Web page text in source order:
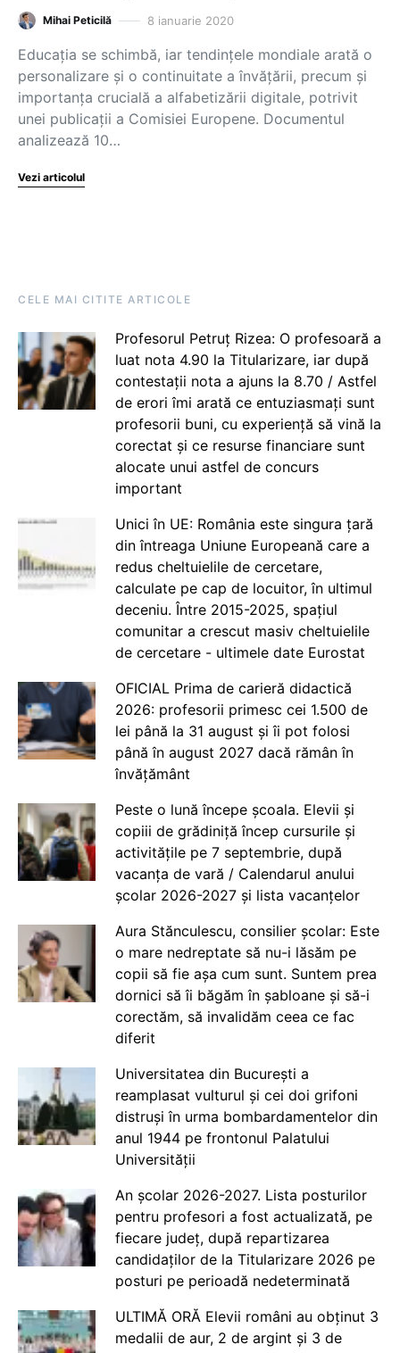
Mihai Peticilă 8 ianuarie 2020
Educația se schimbă, iar tendințele mondiale arată o
personalizare și o continuitate a învățării, precum și
importanța crucială a alfabetizării digitale, potrivit
unei publicații a Comisiei Europene. Documentul
analizează 10…
Vezi articolul
CELE MAI CITITE ARTICOLE
Profesorul Petruț Rizea: O profesoară a
luat nota 4.90 la Titularizare, iar după
contestații nota a ajuns la 8.70 / Astfel
de erori îmi arată ce entuziasmați sunt
profesorii buni, cu experiență să vină la
corectat și ce resurse financiare sunt
alocate unui astfel de concurs
important
Unici în UE: România este singura țară
din întreaga Uniune Europeană care a
redus cheltuielile de cercetare,
calculate pe cap de locuitor, în ultimul
deceniu. Între 2015-2025, spațiul
comunitar a crescut masiv cheltuielile
de cercetare - ultimele date Eurostat
OFICIAL Prima de carieră didactică
2026: profesorii primesc cei 1.500 de
lei până la 31 august și îi pot folosi
până în august 2027 dacă rămân în
învățământ
Peste o lună începe școala. Elevii și
copiii de grădiniță încep cursurile și
activitățile pe 7 septembrie, după
vacanța de vară / Calendarul anului
școlar 2026-2027 și lista vacanțelor
Aura Stănculescu, consilier școlar: Este
o mare nedreptate să nu-i lăsăm pe
copii să fie așa cum sunt. Suntem prea
dornici să îi băgăm în șabloane și să-i
corectăm, să invalidăm ceea ce fac
diferit
Universitatea din București a
reamplasat vulturul și cei doi grifoni
distruși în urma bombardamentelor din
anul 1944 pe frontonul Palatului
Universității
An școlar 2026-2027. Lista posturilor
pentru profesori a fost actualizată, pe
fiecare județ, după repartizarea
candidaților de la Titularizare 2026 pe
posturi pe perioadă nedeterminată
ULTIMĂ ORĂ Elevii români au obținut 3
medalii de aur, 2 de argint și 3 de